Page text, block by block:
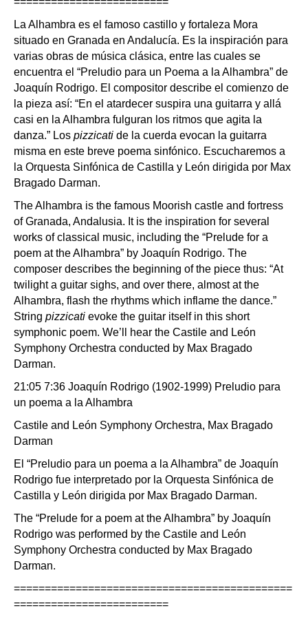
La Alhambra es el famoso castillo y fortaleza Mora
situado en Granada en Andalucía. Es la inspiración para
varias obras de música clásica, entre las cuales se
encuentra el “Preludio para un Poema a la Alhambra” de
Joaquín Rodrigo. El compositor describe el comienzo de
la pieza así: “En el atardecer suspira una guitarra y allá
casi en la Alhambra fulguran los ritmos que agita la
danza.” Los pizzicati de la cuerda evocan la guitarra
misma en este breve poema sinfónico. Escucharemos a
la Orquesta Sinfónica de Castilla y León dirigida por Max
Bragado Darman.
The Alhambra is the famous Moorish castle and fortress
of Granada, Andalusia. It is the inspiration for several
works of classical music, including the “Prelude for a
poem at the Alhambra” by Joaquín Rodrigo. The
composer describes the beginning of the piece thus: “At
twilight a guitar sighs, and over there, almost at the
Alhambra, flash the rhythms which inflame the dance.”
String pizzicati evoke the guitar itself in this short
symphonic poem. We’ll hear the Castile and León
Symphony Orchestra conducted by Max Bragado
Darman.
21:05 7:36 Joaquín Rodrigo (1902-1999) Preludio para
un poema a la Alhambra
Castile and León Symphony Orchestra, Max Bragado
Darman
El “Preludio para un poema a la Alhambra” de Joaquín
Rodrigo fue interpretado por la Orquesta Sinfónica de
Castilla y León dirigida por Max Bragado Darman.
The “Prelude for a poem at the Alhambra” by Joaquín
Rodrigo was performed by the Castile and León
Symphony Orchestra conducted by Max Bragado
Darman.
=============================================
=========================